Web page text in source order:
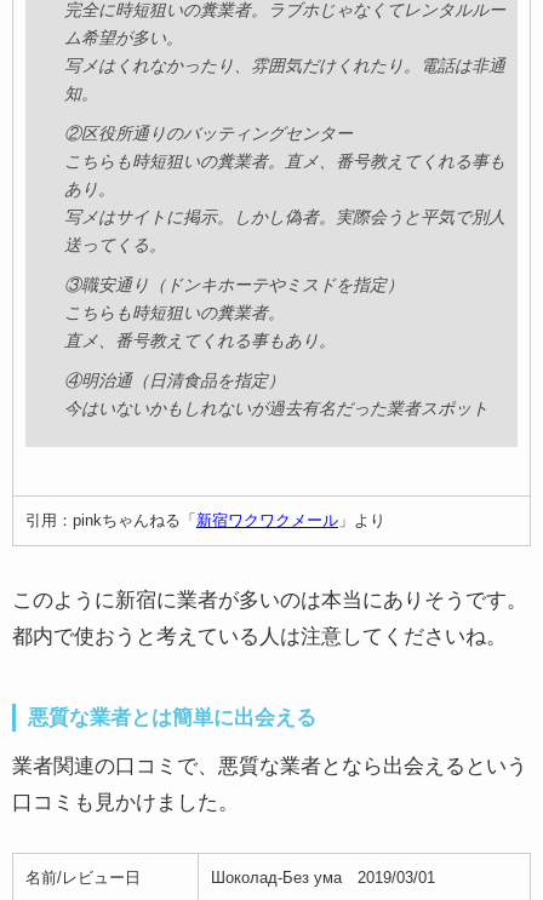
完全に時短狙いの糞業者。ラブホじゃなくてレンタルルー
ム希望が多い。
写メはくれなかったり、雰囲気だけくれたり。電話は非通
知。
②区役所通りのバッティングセンター
こちらも時短狙いの糞業者。直メ、番号教えてくれる事も
あり。
写メはサイトに掲示。しかし偽者。実際会うと平気で別人
送ってくる。
③職安通り（ドンキホーテやミスドを指定）
こちらも時短狙いの糞業者。
直メ、番号教えてくれる事もあり。
④明治通（日清食品を指定）
今はいないかもしれないが過去有名だった業者スポット
引用：pinkちゃんねる「 新宿ワクワクメール 」より
このように新宿に業者が多いのは本当にありそうです。
都内で使おうと考えている人は注意してくださいね。
悪質な業者とは簡単に出会える
業者関連の口コミで、悪質な業者となら出会えるという
口コミも見かけました。
名前/レビュー日 Шоколад-Без ума 2019/03/01